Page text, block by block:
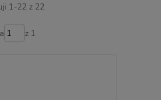
1-22 z 22
z 1